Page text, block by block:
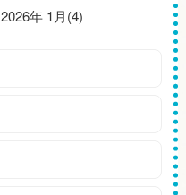
2026年 1月(4)